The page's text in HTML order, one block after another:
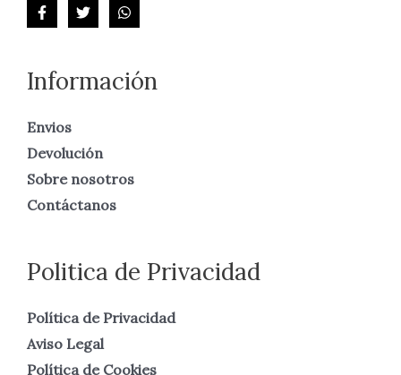
Información
Envios
Devolución
Sobre nosotros
Contáctanos
Politica de Privacidad
Política de Privacidad
Aviso Legal
Política de Cookies